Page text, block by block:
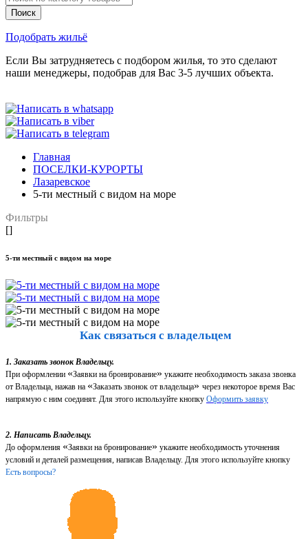
Подобрать жильё
Если Вы затрудняетесь с подбором жилья, то это сделают
наши менеджеры, подобрав для Вас 3-5 лучших объекта.
Главная
ПОСЕЛКИ-КУРОРТЫ
Лазаревское
5-ти местный с видом на море
Фильтры
[]
5-ти местный с видом на море
Как связаться с владельцем
1. Заказать звонок Владельцу.
При оформлении «Заявки на бронирование» укажите необходимость заказа звонка
от Владельца, нажав на «Заказать звонок от владельца» через некоторое время Вас
напрямую с ним соединят. Для этого используйте кнопку Оформить заявку
2. Написать Владельцу.
До оформления «Заявки на бронирование» укажите необходимость уточнения
условий и деталей размещения, написав Владельцу. Для этого используйте кнопку
Есть вопросы?